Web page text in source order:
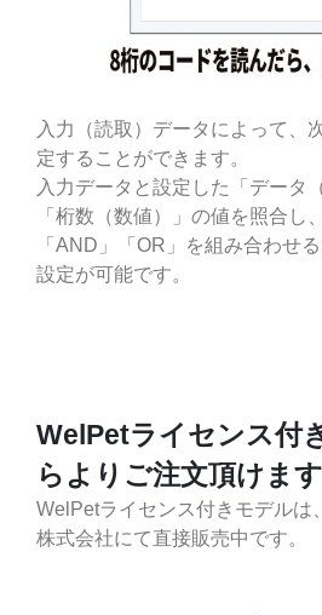
入力（読取）データによって、
定することができます。
入力データと設定した「データ
「桁数（数値）」の値を照合し
「AND」「OR」を組み合わせ
設定が可能です。
WelPetライセンス付
らよりご注文頂けます
WelPetライセンス付きモデルは
株式会社にて直接販売中です。